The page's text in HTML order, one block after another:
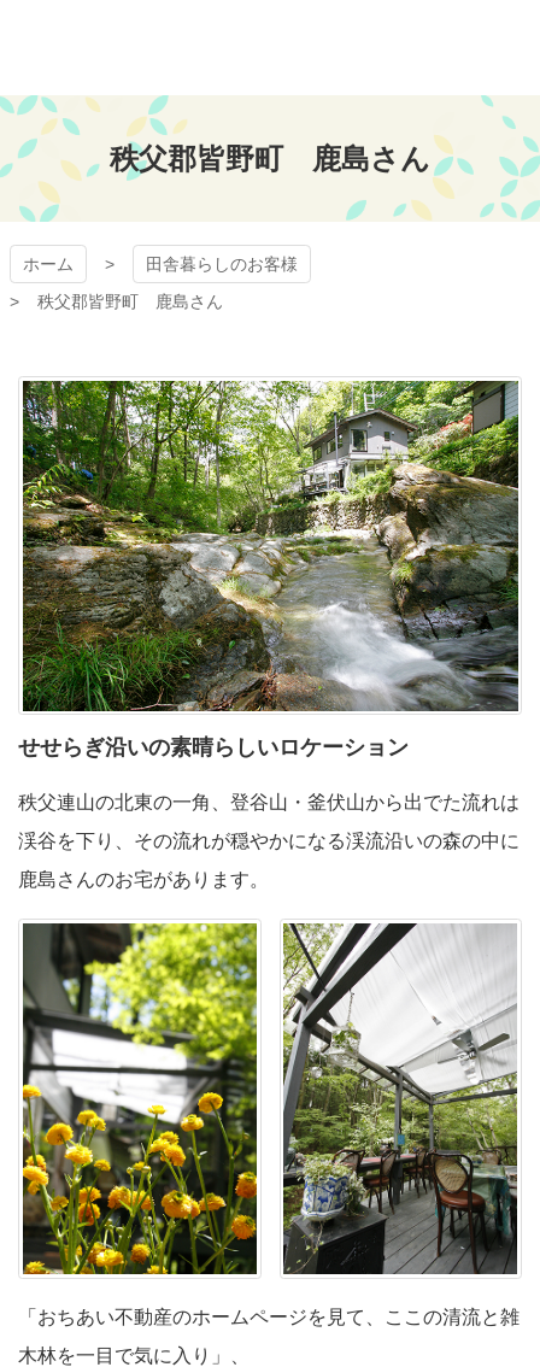
ツ
文
プ
おちあい不動産
秩父郡皆野町 鹿島さん
ホーム
田舎暮らしのお客様
秩父郡皆野町 鹿島さん
せせらぎ沿いの素晴らしいロケーション
秩父連山の北東の一角、登谷山・釜伏山から出でた流れは
渓谷を下り、その流れが穏やかになる渓流沿いの森の中に
鹿島さんのお宅があります。
「おちあい不動産のホームページを見て、ここの清流と雑
木林を一目で気に入り」、